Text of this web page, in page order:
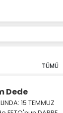
TÜMÜ
Dede
15 TEMMUZ